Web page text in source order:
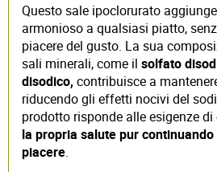
Questo sale ipoclorurato
armonioso a qualsiasi piatto,
piacere del gusto. La sua
sali minerali, come il solfato
disodico, contribuisce a
riducendo gli effetti nocivi del
prodotto risponde alle esigenze
la propria salute pur
piacere.